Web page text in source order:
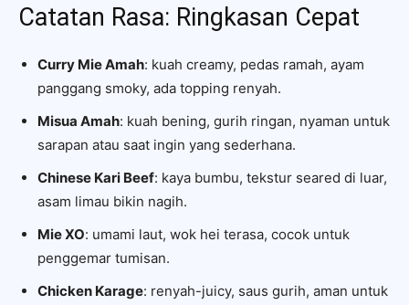
Catatan Rasa: Ringkasan Cepat
Curry Mie Amah: kuah creamy, pedas ramah, ayam
panggang smoky, ada topping renyah.
Misua Amah: kuah bening, gurih ringan, nyaman untuk
sarapan atau saat ingin yang sederhana.
Chinese Kari Beef: kaya bumbu, tekstur seared di luar,
asam limau bikin nagih.
Mie XO: umami laut, wok hei terasa, cocok untuk
penggemar tumisan.
Chicken Karage: renyah-juicy, saus gurih, aman untuk